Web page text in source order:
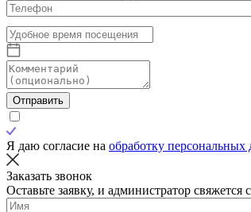
Отправить
Я даю согласие на обработку персональных
Заказать звонок
Оставьте заявку, и администратор